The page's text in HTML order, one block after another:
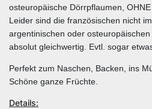
osteuropäische Dörrpflaumen, OHNE
Leider sind die französischen nicht
argentinischen oder
absolut gleichwertig. Evtl. sogar
Perfekt zum Naschen, Backen, ins
Schöne ganze Früchte.
Details: